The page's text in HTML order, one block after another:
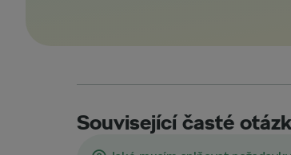
Související časté